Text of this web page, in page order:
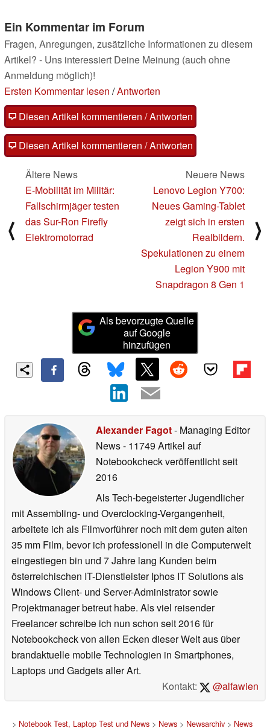
Ein Kommentar im Forum
Fragen, Anregungen, zusätzliche Informationen zu diesem
Artikel? - Uns interessiert Deine Meinung (auch ohne
Anmeldung möglich)!
Ersten Kommentar lesen /Antworten
Diesen Artikel kommentieren / Antworten
Diesen Artikel kommentieren / Antworten
⟨
Ältere News
E-Mobilität im Militär:
Fallschirmjäger testen
das Sur-Ron Firefly
Elektromotorrad
Neuere News
Lenovo Legion Y700:
Neues Gaming-Tablet
zeigt sich in ersten
Realbildern.
Spekulationen zu einem
Legion Y900 mit
Snapdragon 8 Gen 1
⟩
Als bevorzugte Quelle
auf Google
hinzufügen
Alexander Fagot- Managing Editor
News- 11749 Artikel auf
Notebookcheck veröffentlichtseit
2016
Als Tech-begeisterter Jugendlicher
mit Assembling- und Overclocking-Vergangenheit,
arbeitete ich als Filmvorführer noch mit dem guten alten
35 mm Film, bevor ich professionell in die Computerwelt
eingestiegen bin und 7 Jahre lang Kunden beim
österreichischen IT-Dienstleister Iphos IT Solutions als
Windows Client- und Server-Administrator sowie
Projektmanager betreut habe. Als viel reisender
Freelancer schreibe ich nun schon seit 2016 für
Notebookcheck von allen Ecken dieser Welt aus über
brandaktuelle mobile Technologien in Smartphones,
Laptops und Gadgets aller Art.
Kontakt:
@alfawien
> Notebook Test, Laptop Test und News> News> Newsarchiv> News